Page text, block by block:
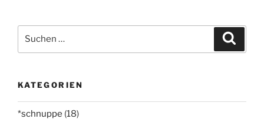
nach:
KATEGORIEN
*schnuppe (18)